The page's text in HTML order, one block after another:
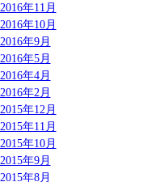
2016年11月
2016年10月
2016年9月
2016年5月
2016年4月
2016年2月
2015年12月
2015年11月
2015年10月
2015年9月
2015年8月